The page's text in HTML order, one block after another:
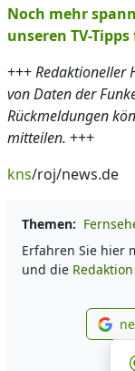
Noch mehr
unseren TV-
+++Redaktioneller
von Daten der
Rückmeldungen
mitteilen. +++
kns/roj/news.de
Themen:
Erfahren Sie hier
und die